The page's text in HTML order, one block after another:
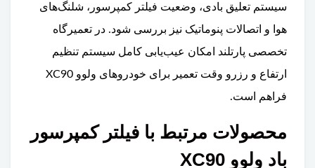
سیستم تعلیق بادی، وضعیت فیلتر کمپرسور، شلنگ‌های
هوا و اتصالات پنوماتیک نیز بررسی شود. در تعمیرگاه
تخصصی پارتلند امکان عیب‌یابی کامل سیستم تنظیم
ارتفاع و رزرو وقت تعمیر برای خودروهای ولوو XC90
فراهم است.
محصولات مرتبط با فیلتر کمپرسور
باد ولوو XC90